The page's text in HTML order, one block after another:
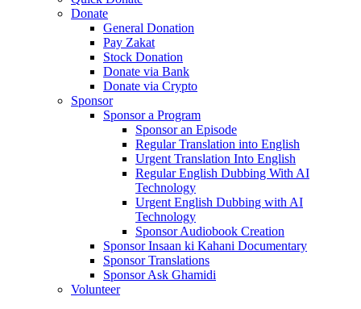
Donate
General Donation
Pay Zakat
Stock Donation
Donate via Bank
Donate via Crypto
Sponsor
Sponsor a Program
Sponsor an Episode
Regular Translation into English
Urgent Translation Into English
Regular English Dubbing With AI
Technology
Urgent English Dubbing with AI
Technology
Sponsor Audiobook Creation
Sponsor Insaan ki Kahani Documentary
Sponsor Translations
Sponsor Ask Ghamidi
Volunteer